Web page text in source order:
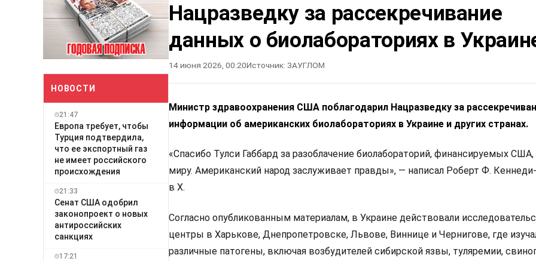
НОВОСТИ
21:47
Европа требует, чтобы
Турция подтвердила,
что ее экспортный газ
не имеет российского
происхождения
21:33
Сенат США одобрил
законопроект о новых
антироссийских
санкциях
17:21
Нацразведку за рассекречивание
данных о биолабораториях в
14 июня 2026, 00:20Источник: ЗАУГЛОМ
Министр здравоохранения США поблагодарил Нацразведку за
информации об американских биолабораториях в Украине и других странах.
«Спасибо Тулси Габбард за разоблачение биолабораторий, финансируемых
миру. Американский народ заслуживает правды», — написал Роберт Ф.
в Х.
Согласно опубликованным материалам, в Украине действовали
центры в Харькове, Днепропетровске, Львове, Виннице и Чернигове, где
различные патогены, включая возбудителей сибирской язвы, туляремии,